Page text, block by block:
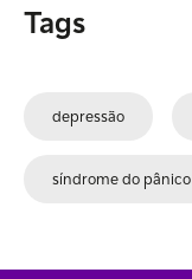
Tags
depressão
síndrome do pânico